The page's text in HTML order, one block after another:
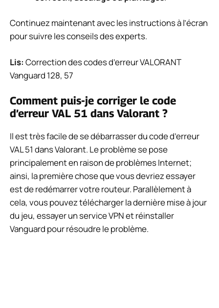
Continuez maintenant avec les instructions à l’écran
pour suivre les conseils des experts.
Lis: Correction des codes d’erreur VALORANT
Vanguard 128, 57
Comment puis-je corriger le code
d’erreur VAL 51 dans Valorant ?
Il est très facile de se débarrasser du code d’erreur
VAL 51 dans Valorant. Le problème se pose
principalement en raison de problèmes Internet;
ainsi, la première chose que vous devriez essayer
est de redémarrer votre routeur. Parallèlement à
cela, vous pouvez télécharger la dernière mise à jour
du jeu, essayer un service VPN et réinstaller
Vanguard pour résoudre le problème.